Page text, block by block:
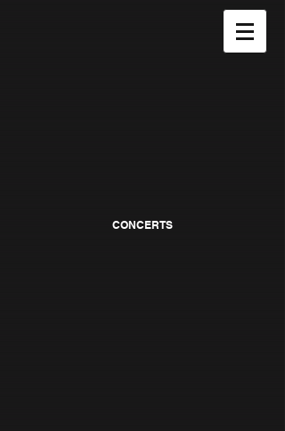
CONCERTS